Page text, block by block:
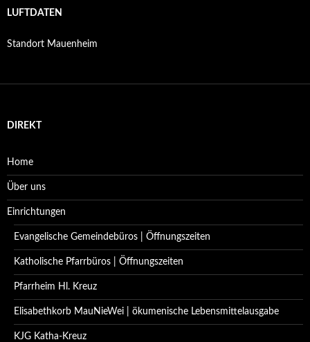
LUFTDATEN
Standort Mauenheim
DIREKT
Home
Über uns
Einrichtungen
Evangelische Gemeindebüros | Öffnungszeiten
Katholische Pfarrbüros | Öffnungszeiten
Pfarrheim Hl. Kreuz
Elisabethkorb MauNieWei | ökumenische Lebensmittelausgabe
KJG Katha-Kreuz